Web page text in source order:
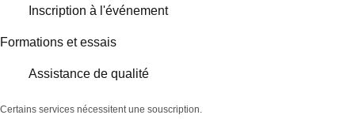
Inscription à l'événement
Formations et essais
Assistance de qualité
Certains services nécessitent une souscription.